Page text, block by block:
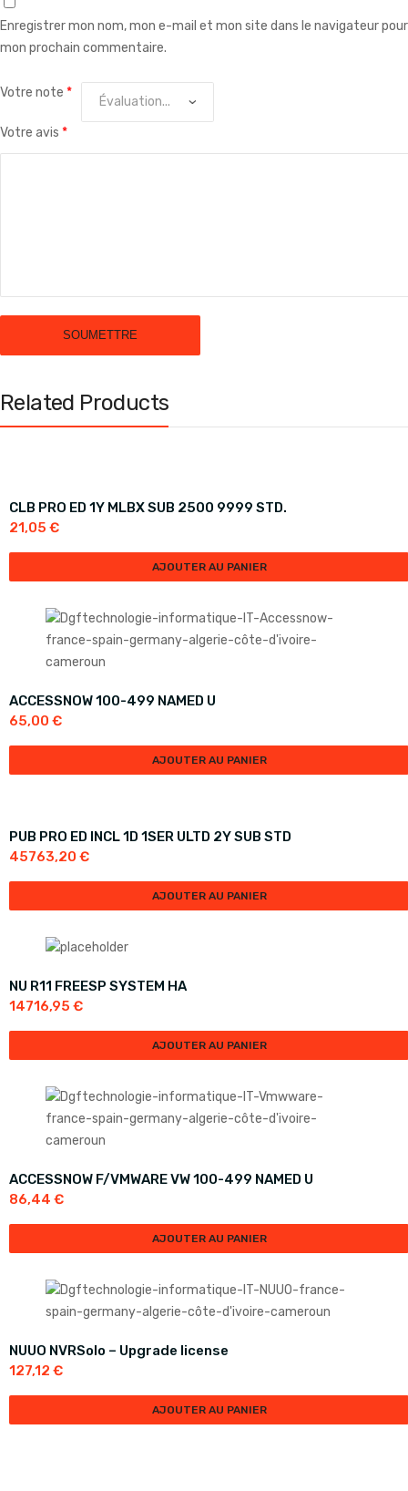
Enregistrer mon nom, mon e-mail et mon site dans le navigateur pour
mon prochain commentaire.
Votre note *
Votre avis *
Related Products
CLB PRO ED 1Y MLBX SUB 2500 9999 STD.
21,05 €
AJOUTER AU PANIER
ACCESSNOW 100-499 NAMED U
65,00 €
AJOUTER AU PANIER
PUB PRO ED INCL 1D 1SER ULTD 2Y SUB STD
45763,20 €
AJOUTER AU PANIER
NU R11 FREESP SYSTEM HA
14716,95 €
AJOUTER AU PANIER
ACCESSNOW F/VMWARE VW 100-499 NAMED U
86,44 €
AJOUTER AU PANIER
NUUO NVRSolo – Upgrade license
127,12 €
AJOUTER AU PANIER